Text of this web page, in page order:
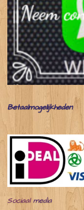
Betaalmogelijkheden
Sociaalmedia